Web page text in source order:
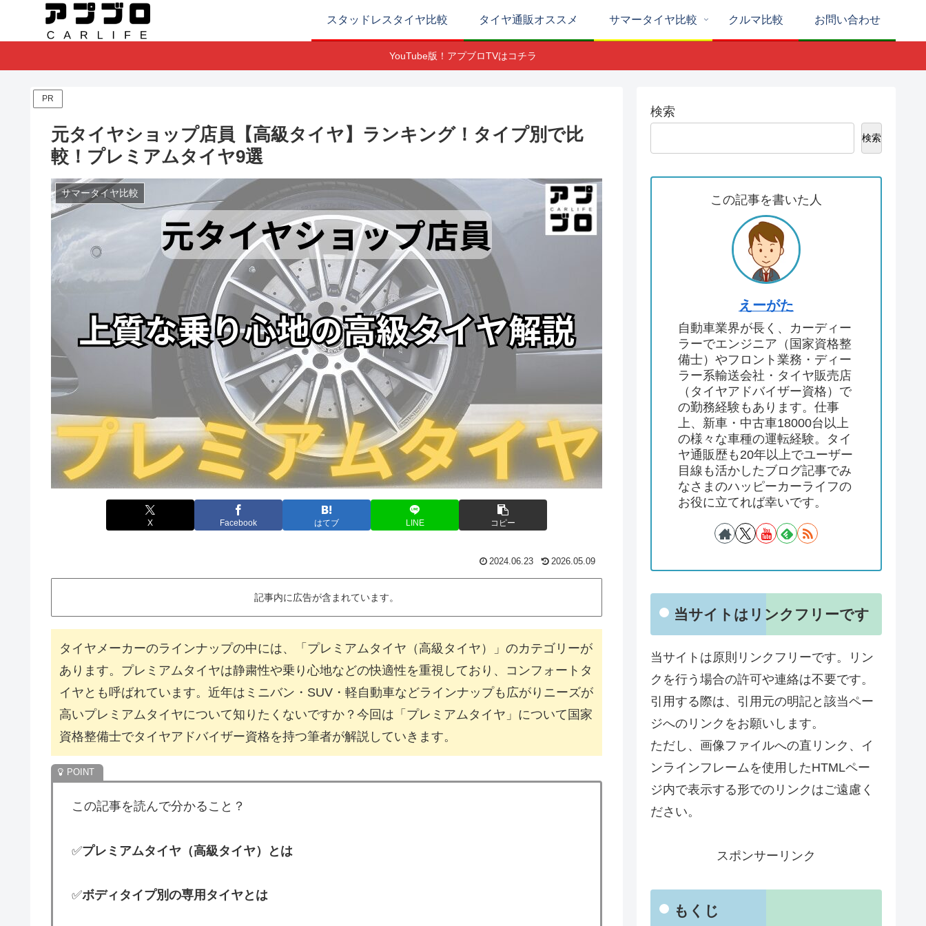
スタッドレスタイヤ比較 タイヤ通販オススメ サマータイヤ比較 クルマ比較 お問い合わせ
YouTube版！アプブロTVはコチラ
PR
元タイヤショップ店員【高級タイヤ】ランキング！タイプ別で比
較！プレミアムタイヤ9選
サマータイヤ比較
X Facebook はてブ LINE コピー
2024.06.23 2026.05.09
記事内に広告が含まれています。
タイヤメーカーのラインナップの中には、「プレミアムタイヤ（高級タイヤ）」のカテゴリーが
あります。プレミアムタイヤは静粛性や乗り心地などの快適性を重視しており、コンフォートタ
イヤとも呼ばれています。近年はミニバン・SUV・軽自動車などラインナップも広がりニーズが
高いプレミアムタイヤについて知りたくないですか？今回は「プレミアムタイヤ」について国家
資格整備士でタイヤアドバイザー資格を持つ筆者が解説していきます。
この記事を読んで分かること？
✅プレミアムタイヤ（高級タイヤ）とは
✅ボディタイプ別の専用タイヤとは
検索
検索
この記事を書いた人
えーがた
自動車業界が長く、カーディー
ラーでエンジニア（国家資格整
備士）やフロント業務・ディー
ラー系輸送会社・タイヤ販売店
（タイヤアドバイザー資格）で
の勤務経験もあります。仕事
上、新車・中古車18000台以上
の様々な車種の運転経験。タイ
ヤ通販歴も20年以上でユーザー
目線も活かしたブログ記事でみ
なさまのハッピーカーライフの
お役に立てれば幸いです。
当サイトはリンクフリーです
当サイトは原則リンクフリーです。リン
クを行う場合の許可や連絡は不要です。
引用する際は、引用元の明記と該当ペー
ジへのリンクをお願いします。
ただし、画像ファイルへの直リンク、イ
ンラインフレームを使用したHTMLペー
ジ内で表示する形でのリンクはご遠慮く
ださい。
スポンサーリンク
もくじ